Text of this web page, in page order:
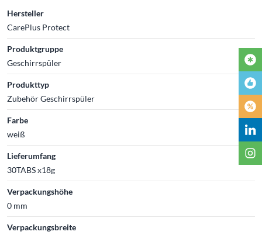
Hersteller
CarePlus Protect
Produktgruppe
Geschirrspüler
Produkttyp
Zubehör Geschirrspüler
Farbe
weiß
Lieferumfang
30TABS x18g
Verpackungshöhe
0 mm
Verpackungsbreite